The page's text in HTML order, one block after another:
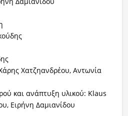
Χατζηανδρέου, Αντωνία
και ανάπτυξη υλικού: Klaus
Ειρήνη Δαμιανίδου